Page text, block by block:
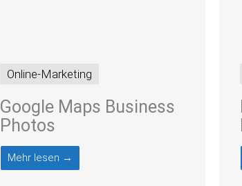
Online-Marketing
Google Maps Business
Photos
Mehr lesen →